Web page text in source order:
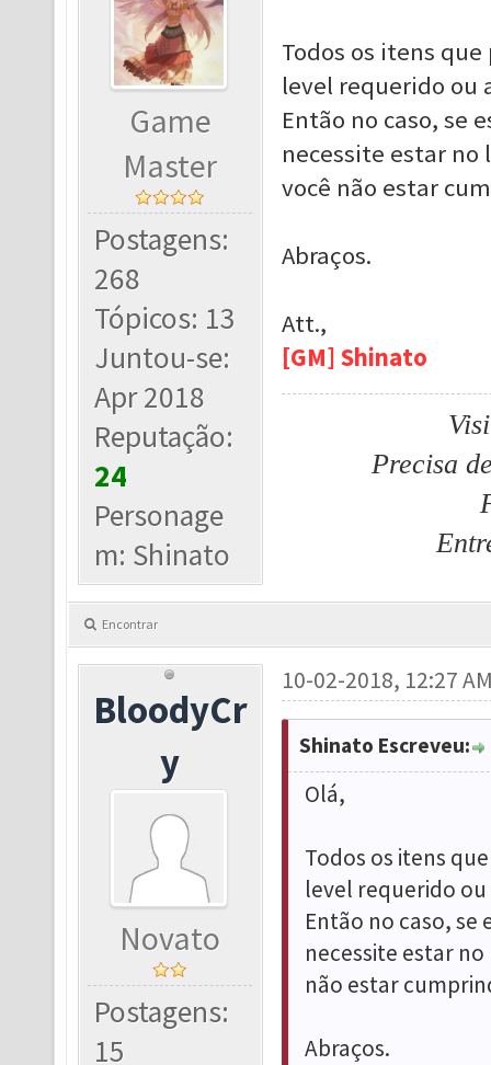
Game
Master
Postagens:
268
Tópicos: 13
Juntou-se:
Apr 2018
Reputação:
24
Personage
m: Shinato
Todos os itens
level requerido ou
Então no caso, se
necessite estar no
você não estar
Abraços.
Att.,
[GM] Shinato
Precisa
Encontrar
BloodyCr
y
Novato
Postagens:
15
10-02-2018, 12:27
Shinato Escreveu:
Olá,
Todos os itens
level requerido ou
Então no caso, se
necessite estar
não estar
Abraços.